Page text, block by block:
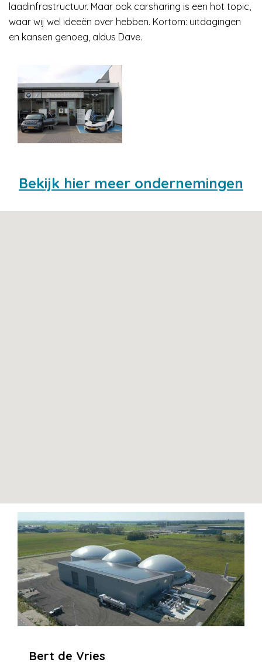
laadinfrastructuur. Maar ook carsharing is een hot topic,
waar wij wel ideeën over hebben. Kortom: uitdagingen
en kansen genoeg, aldus Dave.
Bekijk hier meer ondernemingen
Bert de Vries